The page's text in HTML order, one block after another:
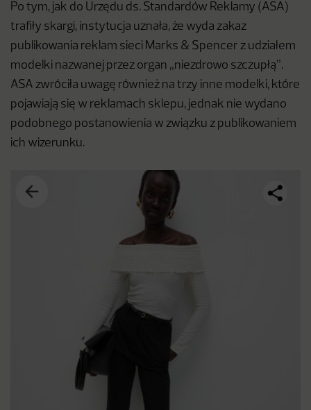
Po tym, jak do Urzędu ds. Standardów Reklamy (ASA)
trafiły skargi, instytucja uznała, że wyda zakaz
publikowania reklam sieci Marks & Spencer z udziałem
modelki nazwanej przez organ „niezdrowo szczupłą”.
ASA zwróciła uwagę również na trzy inne modelki, które
pojawiają się w reklamach sklepu, jednak nie wydano
podobnego postanowienia w związku z publikowaniem
ich wizerunku.